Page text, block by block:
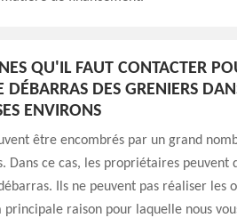
QU'IL FAUT CONTACTER
DÉBARRAS DES GRENIERS
ENVIRONS
être encombrés par un grand
Dans ce cas, les propriétaires peuvent
Ils ne peuvent pas réaliser les
principale raison pour laquelle nous